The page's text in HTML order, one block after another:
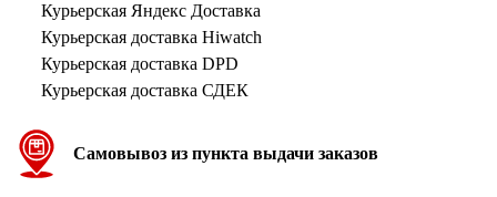
Курьерская Яндекс Доставка
Курьерская доставка Hiwatch
Курьерская доставка DPD
Курьерская доставка СДЕК
Самовывоз из пункта выдачи заказов